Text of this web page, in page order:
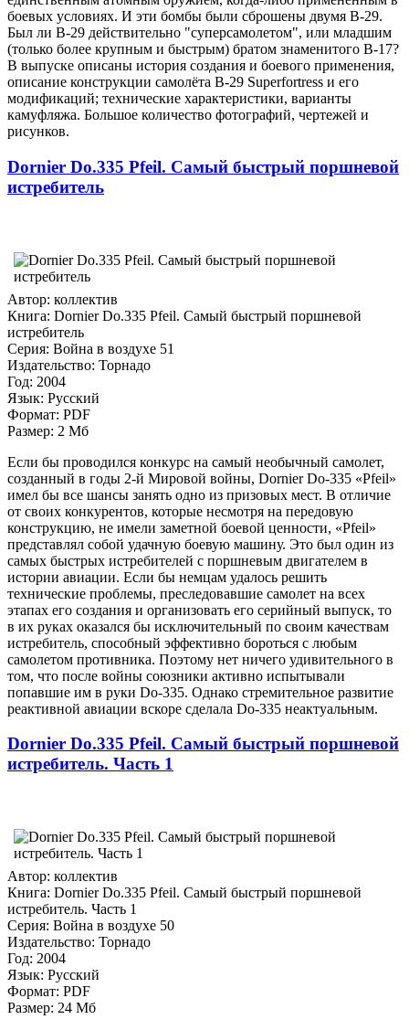
боевых условиях. И эти бомбы были сброшены двумя B-29.
Был ли B-29 действительно "суперсамолетом", или младшим
(только более крупным и быстрым) братом знаменитого B-17?
В выпуске описаны история создания и боевого применения,
описание конструкции самолёта B-29 Superfortress и его
модификаций; технические характеристики, варианты
камуфляжа. Большое количество фотографий, чертежей и
рисунков.
Dornier Do.335 Pfeil. Самый быстрый поршневой
истребитель
Автор: коллектив
Книга: Dornier Do.335 Pfeil. Самый быстрый поршневой
истребитель
Серия: Война в воздухе 51
Издательство: Торнадо
Год: 2004
Язык: Русский
Формат: PDF
Размер: 2 Мб
Если бы проводился конкурс на самый необычный самолет,
созданный в годы 2-й Мировой войны, Dornier Do-335 «Pfeil»
имел бы все шансы занять одно из призовых мест. В отличие
от своих конкурентов, которые несмотря на передовую
конструкцию, не имели заметной боевой ценности, «Pfeil»
представлял собой удачную боевую машину. Это был один из
самых быстрых истребителей с поршневым двигателем в
истории авиации. Если бы немцам удалось решить
технические проблемы, преследовавшие самолет на всех
этапах его создания и организовать его серийный выпуск, то
в их руках оказался бы исключительный по своим качествам
истребитель, способный эффективно бороться с любым
самолетом противника. Поэтому нет ничего удивительного в
том, что после войны союзники активно испытывали
попавшие им в руки Do-335. Однако стремительное развитие
реактивной авиации вскоре сделала Do-335 неактуальным.
Dornier Do.335 Pfeil. Самый быстрый поршневой
истребитель. Часть 1
Автор: коллектив
Книга: Dornier Do.335 Pfeil. Самый быстрый поршневой
истребитель. Часть 1
Серия: Война в воздухе 50
Издательство: Торнадо
Год: 2004
Язык: Русский
Формат: PDF
Размер: 24 Мб